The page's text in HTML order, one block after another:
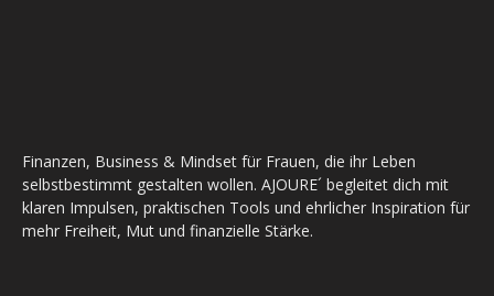
Finanzen, Business & Mindset für Frauen, die ihr Leben
selbstbestimmt gestalten wollen. AJOURE´ begleitet dich mit
klaren Impulsen, praktischen Tools und ehrlicher Inspiration für
mehr Freiheit, Mut und finanzielle Stärke.